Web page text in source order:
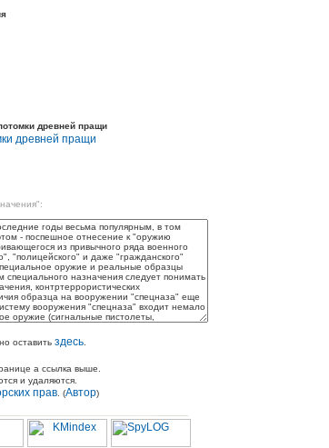
древней пращи
древней пращи
оставитьздесь
а ссылка выше.
и удаляются.
прав . (Автор)